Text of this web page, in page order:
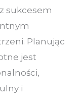
sukcesem
Planując
jest
i